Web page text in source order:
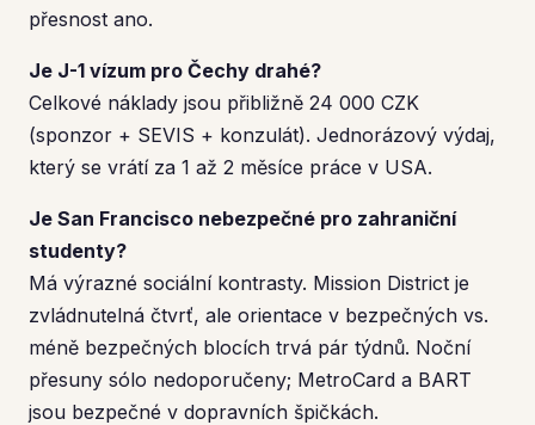
přesnost ano.
Je J-1 vízum pro Čechy drahé?
Celkové náklady jsou přibližně 24 000 CZK
(sponzor + SEVIS + konzulát). Jednorázový výdaj,
který se vrátí za 1 až 2 měsíce práce v USA.
Je San Francisco nebezpečné pro zahraniční
studenty?
Má výrazné sociální kontrasty. Mission District je
zvládnutelná čtvrť, ale orientace v bezpečných vs.
méně bezpečných blocích trvá pár týdnů. Noční
přesuny sólo nedoporučeny; MetroCard a BART
jsou bezpečné v dopravních špičkách.